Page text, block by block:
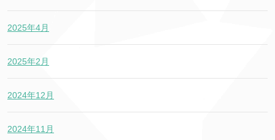
2025年4月
2025年2月
2024年12月
2024年11月